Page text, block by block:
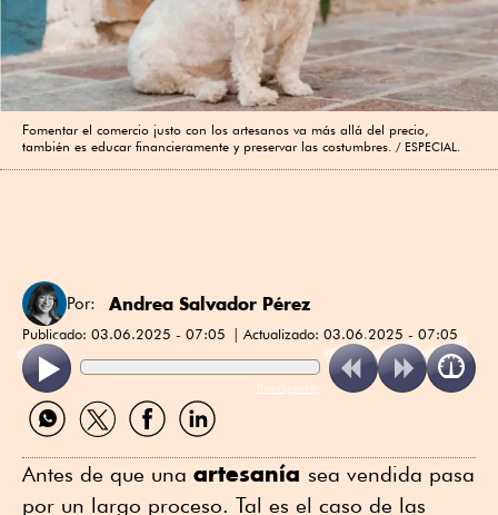
Fomentar el comercio justo con los artesanos va más allá del precio,
también es educar financieramente y preservar las costumbres.
ESPECIAL.
Por: Andrea Salvador Pérez
Publicado: 03.06.2025 - 07:05 Actualizado: 03.06.2025 - 07:05
ReadSpeaker
Compartir
por
Compartir
por
Compartir
por
Compartir
por
Antes de que una artesanía sea vendida pasa
por un largo proceso. Tal es el caso de las